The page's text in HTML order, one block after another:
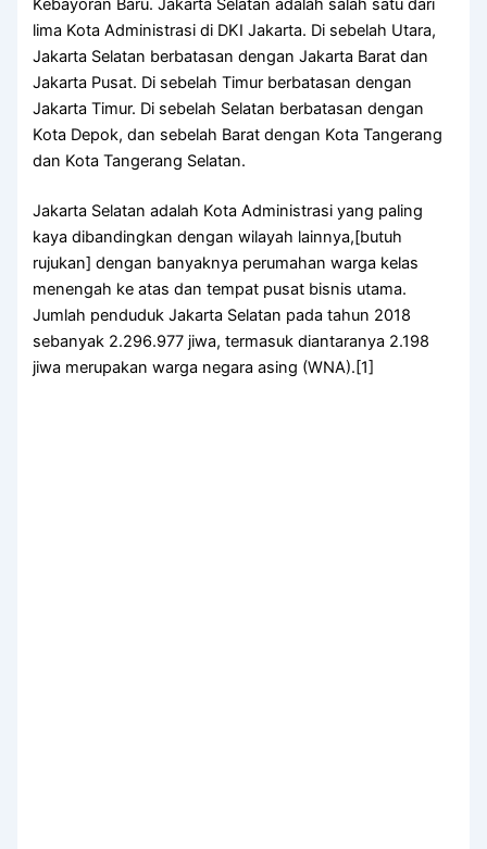
Kebayoran Baru. Jakarta Selatan adalah salah satu dari
lima Kota Administrasi di DKI Jakarta. Di sebelah Utara,
Jakarta Selatan berbatasan dengan Jakarta Barat dan
Jakarta Pusat. Di sebelah Timur berbatasan dengan
Jakarta Timur. Di sebelah Selatan berbatasan dengan
Kota Depok, dan sebelah Barat dengan Kota Tangerang
dan Kota Tangerang Selatan.
Jakarta Selatan adalah Kota Administrasi yang paling
kaya dibandingkan dengan wilayah lainnya,[butuh
rujukan] dengan banyaknya perumahan warga kelas
menengah ke atas dan tempat pusat bisnis utama.
Jumlah penduduk Jakarta Selatan pada tahun 2018
sebanyak 2.296.977 jiwa, termasuk diantaranya 2.198
jiwa merupakan warga negara asing (WNA).[1]